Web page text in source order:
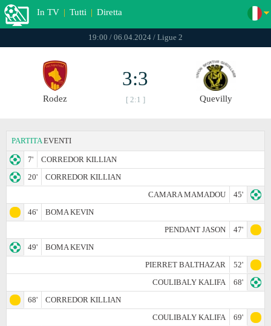
In TV | Tutti | Diretta
19:00 / 06.04.2024 / Ligue 2
Rodez
3:3
[ 2:1 ] Quevilly
PARTITA EVENTI
7'
CORREDOR KILLIAN
20'
CORREDOR KILLIAN
CAMARA MAMADOU
45'
46'
BOMA KEVIN
PENDANT JASON
47'
49'
BOMA KEVIN
PIERRET BALTHAZAR
52'
COULIBALY KALIFA
68'
68'
CORREDOR KILLIAN
COULIBALY KALIFA
69'